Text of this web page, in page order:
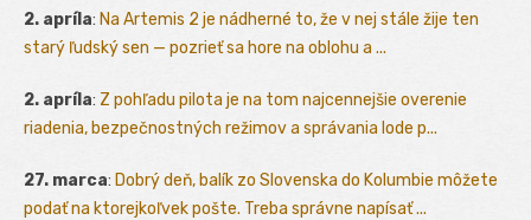
2. apríla: Na Artemis 2 je nádherné to, že v nej stále žije ten
starý ľudský sen — pozrieť sa hore na oblohu a ...
2. apríla: Z pohľadu pilota je na tom najcennejšie overenie
riadenia, bezpečnostných režimov a správania lode p...
27. marca: Dobrý deň, balík zo Slovenska do Kolumbie môžete
podať na ktorejkoľvek pošte. Treba správne napísať ...